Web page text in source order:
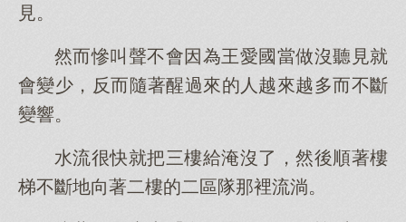
見。
然而慘叫聲不會因為王愛國當做沒聽見就
會變少，反而隨著醒過來的人越來越多而不斷
變響。
水流很快就把三樓給淹沒了，然後順著樓
梯不斷地向著二樓的二區隊那裡流淌。